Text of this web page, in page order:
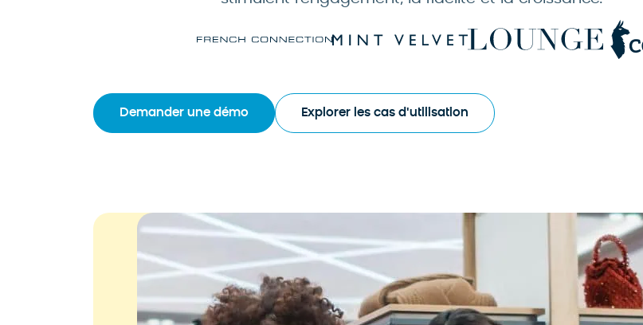
Demander une démo Explorer les cas d'utilisation